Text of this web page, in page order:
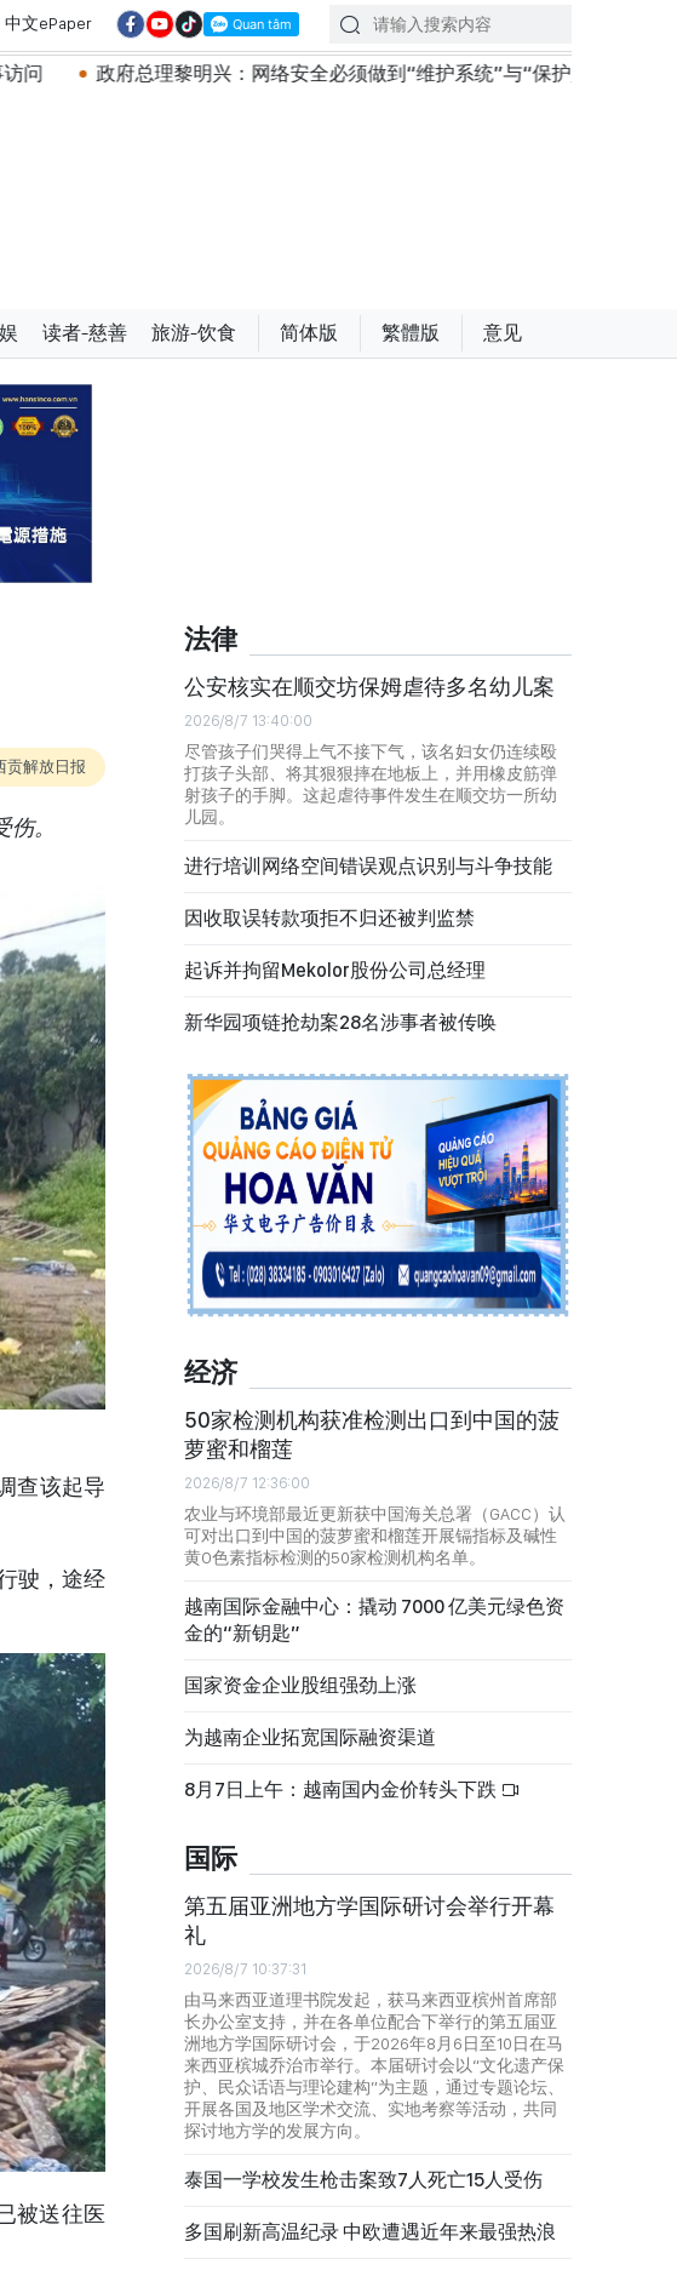
中文ePaper
总理黎明兴：网络安全必须做到“维护系统”与“保护人员”紧密结合
读者-慈善 旅游-饮食 简体版 繁體版 意见
贡解放日报
。
查该起导
驶，途经
被送往医
法律
公安核实在顺交坊保姆虐待多名幼儿案
2026/8/7 13:40:00
尽管孩子们哭得上气不接下气，该名妇女仍连续殴
打孩子头部、将其狠狠摔在地板上，并用橡皮筋弹
射孩子的手脚。这起虐待事件发生在顺交坊一所幼
儿园。
进行培训网络空间错误观点识别与斗争技能
因收取误转款项拒不归还被判监禁
起诉并拘留Mekolor股份公司总经理
新华园项链抢劫案28名涉事者被传唤
经济
50家检测机构获准检测出口到中国的菠
萝蜜和榴莲
2026/8/7 12:36:00
农业与环境部最近更新获中国海关总署（GACC）认
可对出口到中国的菠萝蜜和榴莲开展镉指标及碱性
黄O色素指标检测的50家检测机构名单。
越南国际金融中心：撬动 7000 亿美元绿色资
金的“新钥匙”
国家资金企业股组强劲上涨
为越南企业拓宽国际融资渠道
8月7日上午：越南国内金价转头下跌
国际
第五届亚洲地方学国际研讨会举行开幕
礼
2026/8/7 10:37:31
由马来西亚道理书院发起，获马来西亚槟州首席部
长办公室支持，并在各单位配合下举行的第五届亚
洲地方学国际研讨会，于2026年8月6日至10日在马
来西亚槟城乔治市举行。本届研讨会以“文化遗产保
护、民众话语与理论建构”为主题，通过专题论坛、
开展各国及地区学术交流、实地考察等活动，共同
探讨地方学的发展方向。
泰国一学校发生枪击案致7人死亡15人受伤
多国刷新高温纪录 中欧遭遇近年来最强热浪